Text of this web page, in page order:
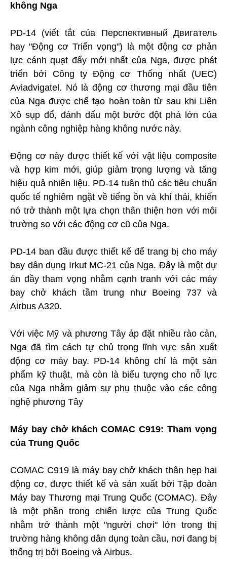
không Nga
PD-14 (viết tắt của Перспективный Двигатель
hay "Động cơ Triển vọng") là một động cơ phản
lực cánh quạt đẩy mới nhất của Nga, được phát
triển bởi Công ty Động cơ Thống nhất (UEC)
Aviadvigatel. Nó là động cơ thương mại đầu tiên
của Nga được chế tạo hoàn toàn từ sau khi Liên
Xô sụp đổ, đánh dấu một bước đột phá lớn của
ngành công nghiệp hàng không nước này.
Động cơ này được thiết kế với vật liệu composite
và hợp kim mới, giúp giảm trọng lượng và tăng
hiệu quả nhiên liệu. PD-14 tuân thủ các tiêu chuẩn
quốc tế nghiêm ngặt về tiếng ồn và khí thải, khiến
nó trở thành một lựa chọn thân thiện hơn với môi
trường so với các động cơ cũ của Nga.
PD-14 ban đầu được thiết kế để trang bị cho máy
bay dân dụng Irkut MC-21 của Nga. Đây là một dự
án đầy tham vọng nhằm cạnh tranh với các máy
bay chở khách tầm trung như Boeing 737 và
Airbus A320.
Với việc Mỹ và phương Tây áp đặt nhiều rào cản,
Nga đã tìm cách tự chủ trong lĩnh vực sản xuất
động cơ máy bay. PD-14 không chỉ là một sản
phẩm kỹ thuật, mà còn là biểu tượng cho nỗ lực
của Nga nhằm giảm sự phụ thuộc vào các công
nghệ phương Tây
Máy bay chở khách COMAC C919: Tham vọng
của Trung Quốc
COMAC C919 là máy bay chở khách thân hẹp hai
động cơ, được thiết kế và sản xuất bởi Tập đoàn
Máy bay Thương mại Trung Quốc (COMAC). Đây
là một phần trong chiến lược của Trung Quốc
nhằm trở thành một "người chơi" lớn trong thị
trường hàng không dân dụng toàn cầu, nơi đang bị
thống trị bởi Boeing và Airbus.